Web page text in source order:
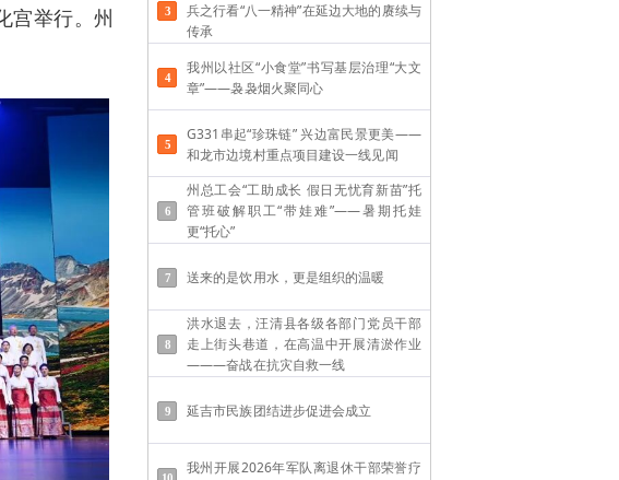
宫举行。州
兵之行看“八一精神”在延边大地的赓续与
传承
我州以社区“小食堂”书写基层治理“大文
章”——袅袅烟火聚同心
G331串起“珍珠链” 兴边富民景更美——
和龙市边境村重点项目建设一线见闻
州总工会“工助成长 假日无忧育新苗”托
管班破解职工“带娃难”——​暑期托娃
更“托心”
送来的是饮用水，更是组织的温暖
洪水退去，汪清县各级各部门党员干部
走上街头巷道，在高温中开展清淤作业
———奋战在抗灾自救一线
延吉市民族团结进步促进会成立
我州开展2026年军队离退休干部荣誉疗